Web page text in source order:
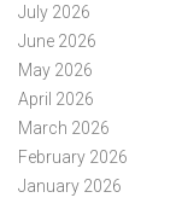
July 2026
June 2026
May 2026
April 2026
March 2026
February 2026
January 2026